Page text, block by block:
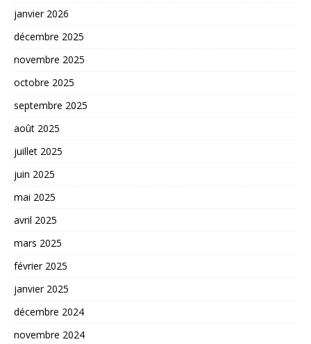
janvier 2026
décembre 2025
novembre 2025
octobre 2025
septembre 2025
août 2025
juillet 2025
juin 2025
mai 2025
avril 2025
mars 2025
février 2025
janvier 2025
décembre 2024
novembre 2024